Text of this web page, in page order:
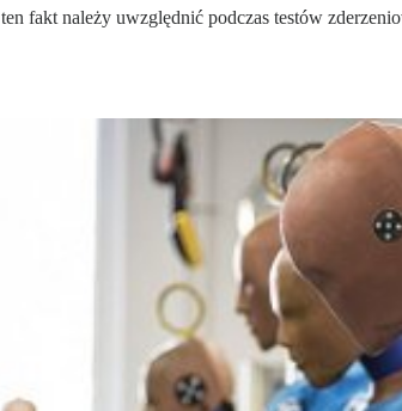
fakt należy uwzględnić podczas testów